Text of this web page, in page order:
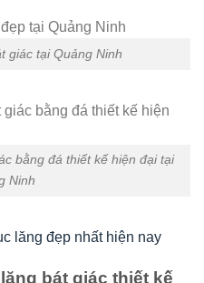
giác tại Quảng Ninh
bằng đá thiết kế hiện đại tại
Ninh
lăng đẹp nhất hiện nay
bát giác thiết kế